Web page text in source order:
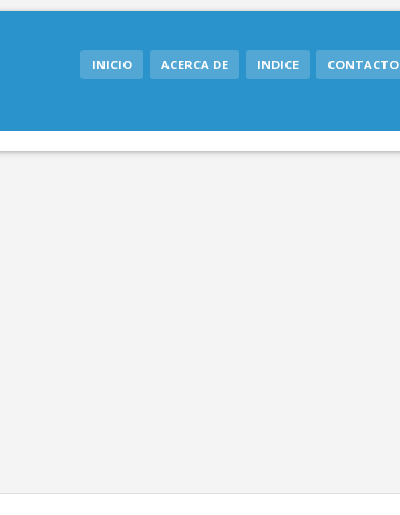
INICIO ACERCA DE INDICE CONTACTO